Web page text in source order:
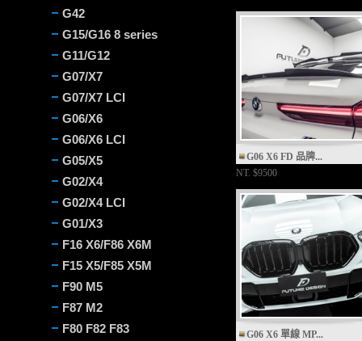
G42
G15/G16 8 series
G11/G12
G07/X7
G07/X7 LCI
G06/X6
G06/X6 LCI
G05/X5
G02/X4
G02/X4 LCI
G01/X3
F16 X6/F86 X6M
F15 X5/F85 X5M
F90 M5
F87 M2
F80 F82 F83
G06 X6 FD 品牌...
NT. $9500
G06 X6 單線 MP...